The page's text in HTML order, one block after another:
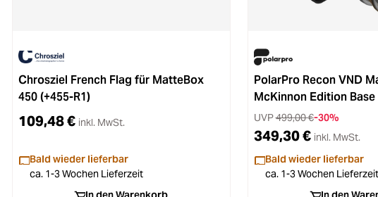
Chrosziel French Flag für MatteBox
450 (+455-R1)
109,48 € inkl. MwSt.
Bald wieder lieferbar
ca. 1-3 Wochen Lieferzeit
PolarPro Recon VND
McKinnon Edition
UVP499,00 €-30%
349,30 € inkl. MwSt.
Bald wieder lieferbar
ca. 1-3 Wochen Lieferzeit